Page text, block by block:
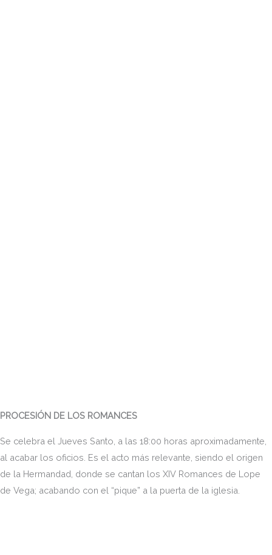
PROCESIÓN DE LOS ROMANCES
Se celebra el Jueves Santo, a las 18:00 horas aproximadamente,
al acabar los oficios. Es el acto más relevante, siendo el origen
de la Hermandad, donde se cantan los XIV Romances de Lope
de Vega; acabando con el “pique” a la puerta de la iglesia.